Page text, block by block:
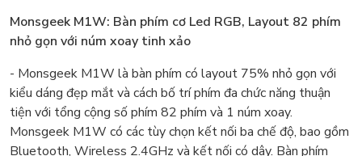
Monsgeek M1W: Bàn phím cơ Led RGB, Layout 82 phím
nhỏ gọn với núm xoay tinh xảo
- Monsgeek M1W là bàn phím có layout 75% nhỏ gọn với
kiểu dáng đẹp mắt và cách bố trí phím đa chức năng thuận
tiện với tổng cộng số phím 82 phím và 1 núm xoay.
Monsgeek M1W có các tùy chọn kết nối ba chế độ, bao gồm
Bluetooth, Wireless 2.4GHz và kết nối có dây. Bàn phím